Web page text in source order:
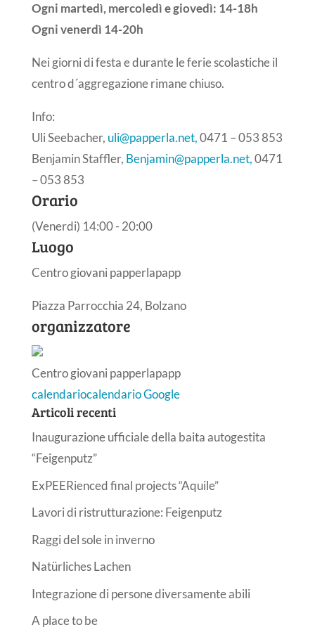
Ogni martedì, mercoledì e giovedì: 14-18h
Ogni venerdì 14-20h
Nei giorni di festa e durante le ferie scolastiche il
centro d´aggregazione rimane chiuso.
Info:
Uli Seebacher, uli@papperla.net,0471 – 053 853
Benjamin Staffler, Benjamin@papperla.net,0471
– 053 853
Orario
(Venerdi) 14:00 - 20:00
Luogo
Centro giovani papperlapapp
Piazza Parrocchia 24, Bolzano
organizzatore
Centro giovani papperlapapp
calendariocalendario Google
Articoli recenti
Inaugurazione ufficiale della baita autogestita
“Feigenputz”
ExPEERienced final projects “Aquile”
Lavori di ristrutturazione: Feigenputz
Raggi del sole in inverno
Natürliches Lachen
Integrazione di persone diversamente abili
A place to be